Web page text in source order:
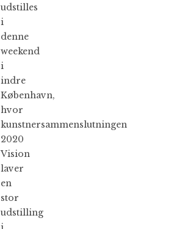
udstilles
i
denne
weekend
i
indre
København,
hvor
kunstnersammenslutningen
2020
Vision
laver
en
stor
udstilling